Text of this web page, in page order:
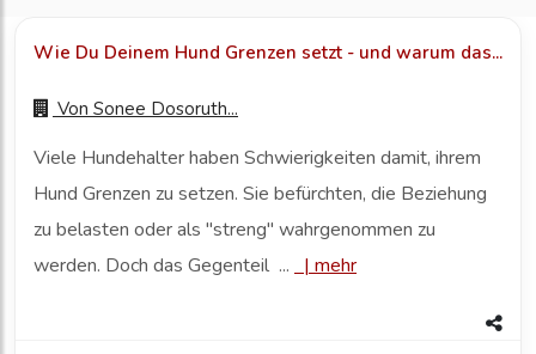
Wie Du Deinem Hund Grenzen setzt - und warum das...
Von Sonee Dosoruth...
Viele Hundehalter haben Schwierigkeiten damit, ihrem
Hund Grenzen zu setzen. Sie befürchten, die Beziehung
zu belasten oder als "streng" wahrgenommen zu
werden. Doch das Gegenteil ...
| mehr